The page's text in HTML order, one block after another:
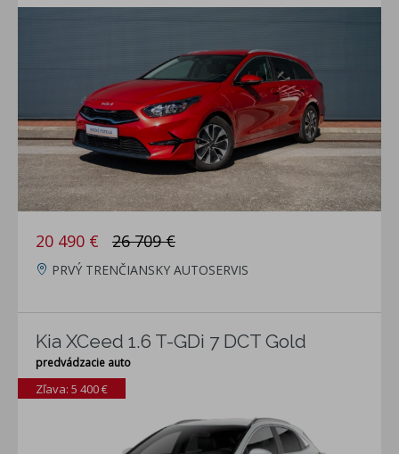
20 490 € 26 709 €
PRVÝ TRENČIANSKY AUTOSERVIS
Kia XCeed 1.6 T-GDi 7 DCT Gold
predvádzacie auto
Zľava: 5 400 €